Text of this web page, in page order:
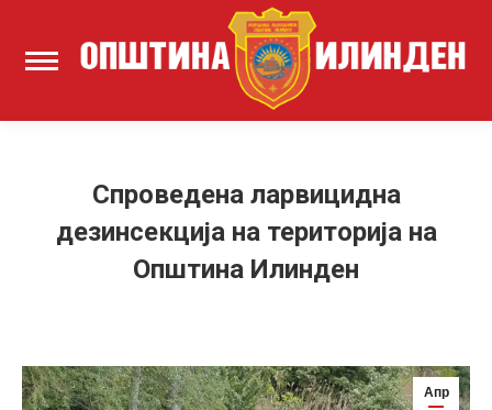
Спроведена ларвицидна
дезинсекција на територија на
Општина Илинден
Апр